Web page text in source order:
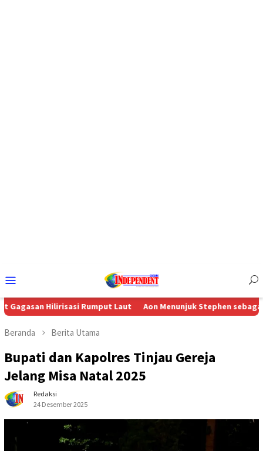
Mobile
Hilirisasi Rumput Laut Aon Menunjuk Stephen sebagai CEO
Beranda Berita Utama
Bupati dan Kapolres Tinjau Gereja
Jelang Misa Natal 2025
Redaksi
24 Desember 2025